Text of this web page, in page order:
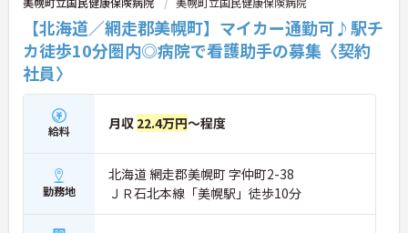
【北海道／網走郡美幌町】マイカー通勤可♪駅チ
カ徒歩10分圏内◎病院で看護助手の募集〈契約
社員〉
給料 月収 22.4万円～程度
勤務地
北海道 網走郡美幌町 字仲町2-38
ＪＲ石北本線「美幌駅」徒歩10分